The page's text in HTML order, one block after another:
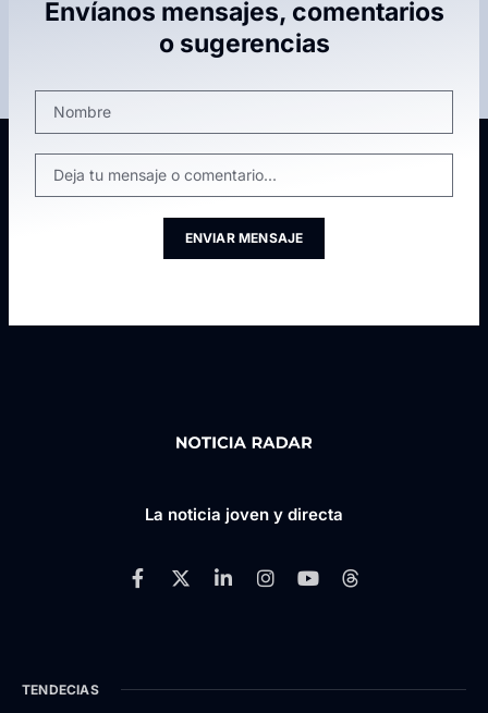
Envíanos mensajes, comentarios
o sugerencias
ENVIAR MENSAJE
La noticia joven y directa
TENDECIAS